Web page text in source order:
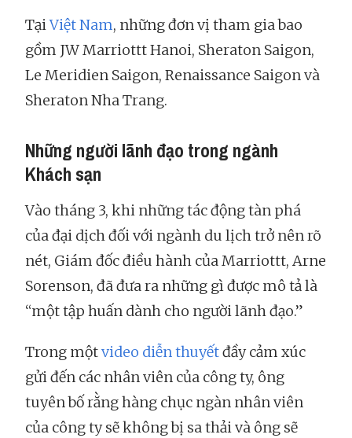
TạiViệt Nam, những đơn vị tham gia bao
gồm JW Marriottt Hanoi, Sheraton Saigon,
Le Meridien Saigon, Renaissance Saigon và
Sheraton Nha Trang.
Những người lãnh đạo trong ngành
Khách sạn
Vào tháng 3, khi những tác động tàn phá
của đại dịch đối với ngành du lịch trở nên rõ
nét, Giám đốc điều hành của Marriottt, Arne
Sorenson, đã đưa ra những gì được mô tả là
“một tập huấn dành cho người lãnh đạo.”
Trong mộtvideo diễn thuyếtđầy cảm xúc
gửi đến các nhân viên của công ty, ông
tuyên bố rằng hàng chục ngàn nhân viên
của công ty sẽ không bị sa thải và ông sẽ